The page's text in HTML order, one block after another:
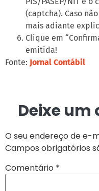
(captcha). Caso
mais adiante
Clique em
emitida!
Fonte: Jornal Contábil
Deixe
O seu endereço de e-
Campos obrigatórios
Comentário *